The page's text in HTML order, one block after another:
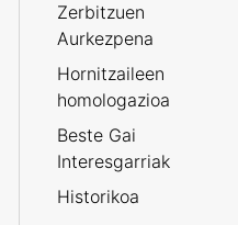
Zerbitzuen
Aurkezpena
Hornitzaileen
homologazioa
Beste Gai
Interesgarriak
Historikoa